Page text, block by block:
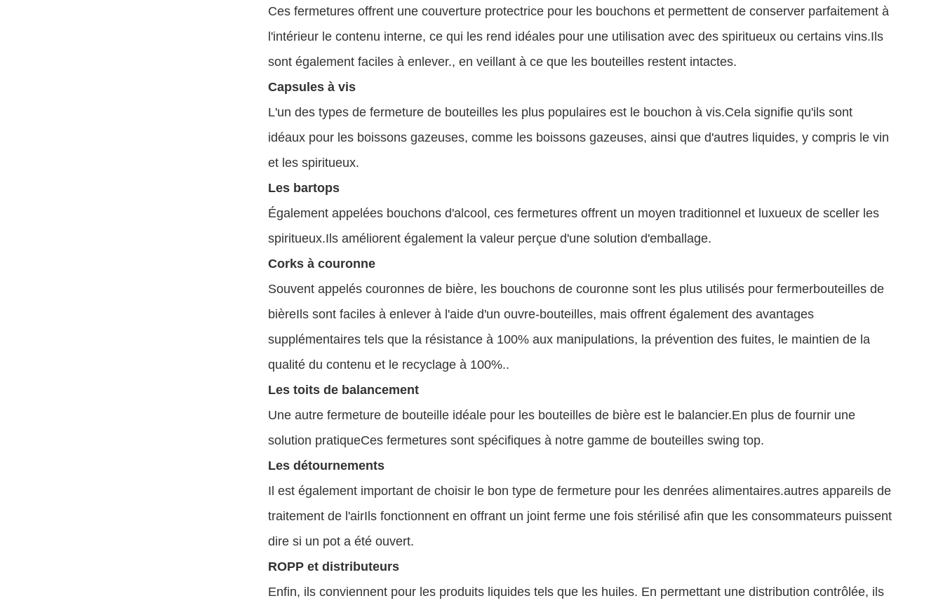
Ces fermetures offrent une couverture protectrice pour les bouchons et permettent de conserver parfaitement à
l'intérieur le contenu interne, ce qui les rend idéales pour une utilisation avec des spiritueux ou certains vins.Ils
sont également faciles à enlever., en veillant à ce que les bouteilles restent intactes.
Capsules à vis
L'un des types de fermeture de bouteilles les plus populaires est le bouchon à vis.Cela signifie qu'ils sont
idéaux pour les boissons gazeuses, comme les boissons gazeuses, ainsi que d'autres liquides, y compris le vin
et les spiritueux.
Les bartops
Également appelées bouchons d'alcool, ces fermetures offrent un moyen traditionnel et luxueux de sceller les
spiritueux.Ils améliorent également la valeur perçue d'une solution d'emballage.
Corks à couronne
Souvent appelés couronnes de bière, les bouchons de couronne sont les plus utilisés pour fermerbouteilles de
bièreIls sont faciles à enlever à l'aide d'un ouvre-bouteilles, mais offrent également des avantages
supplémentaires tels que la résistance à 100% aux manipulations, la prévention des fuites, le maintien de la
qualité du contenu et le recyclage à 100%..
Les toits de balancement
Une autre fermeture de bouteille idéale pour les bouteilles de bière est le balancier.En plus de fournir une
solution pratiqueCes fermetures sont spécifiques à notre gamme de bouteilles swing top.
Les détournements
Il est également important de choisir le bon type de fermeture pour les denrées alimentaires.autres appareils de
traitement de l'airIls fonctionnent en offrant un joint ferme une fois stérilisé afin que les consommateurs puissent
dire si un pot a été ouvert.
ROPP et distributeurs
Enfin, ils conviennent pour les produits liquides tels que les huiles. En permettant une distribution contrôlée, ils